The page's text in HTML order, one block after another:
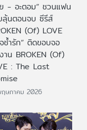
- อะตอม” ชวนแฟน
ลุ้นตอนจบ ซีรีส์
(Of) LOVE
ช้ำรัก” ติดขอบจอ
าน BROKEN (Of)
: The Last
ษภาคม 2026